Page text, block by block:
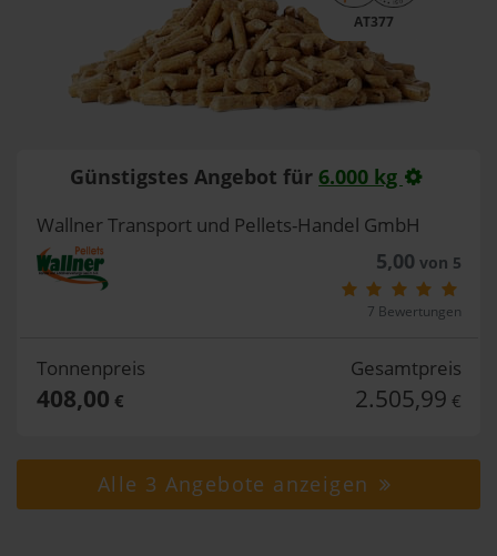
AT377
Günstigstes Angebot für 6.000 kg
Wallner Transport und Pellets-Handel GmbH
5,00 von 5
7 Bewertungen
Tonnenpreis
408,00 €
Gesamtpreis
2.505,99 €
Alle 3 Angebote anzeigen